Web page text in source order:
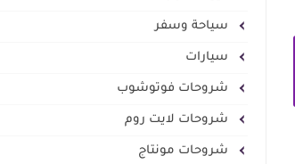
سياحة وسفر
سيارات
شروحات فوتوشوب
شروحات لايت روم
شروحات مونتاج